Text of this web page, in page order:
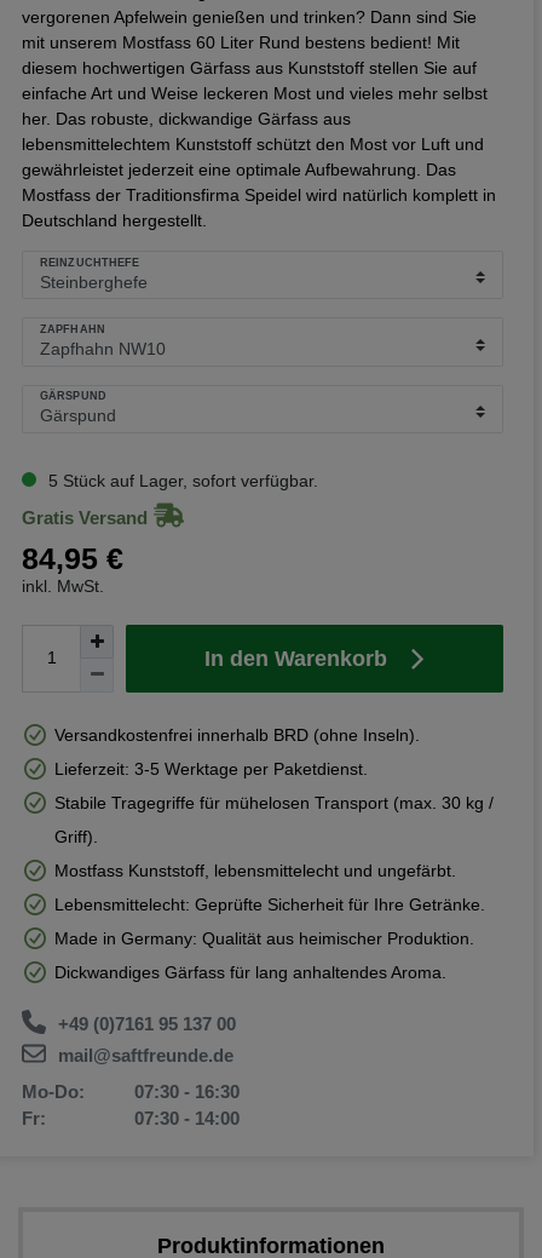
vergorenen Apfelwein genießen und trinken? Dann sind Sie
mit unserem Mostfass 60 Liter Rund bestens bedient! Mit
diesem hochwertigen Gärfass aus Kunststoff stellen Sie auf
einfache Art und Weise leckeren Most und vieles mehr selbst
her. Das robuste, dickwandige Gärfass aus
lebensmittelechtem Kunststoff schützt den Most vor Luft und
gewährleistet jederzeit eine optimale Aufbewahrung. Das
Mostfass der Traditionsfirma Speidel wird natürlich komplett in
Deutschland hergestellt.
REINZUCHTHEFE
ZAPFHAHN
GÄRSPUND
5 Stück auf Lager, sofort verfügbar.
Gratis Versand
84,95 €
inkl. MwSt.
In den Warenkorb
Versandkostenfrei innerhalb BRD (ohne Inseln).
Lieferzeit: 3-5 Werktage per Paketdienst.
Stabile Tragegriffe für mühelosen Transport (max. 30 kg /
Griff).
Mostfass Kunststoff, lebensmittelecht und ungefärbt.
Lebensmittelecht: Geprüfte Sicherheit für Ihre Getränke.
Made in Germany: Qualität aus heimischer Produktion.
Dickwandiges Gärfass für lang anhaltendes Aroma.
+49 (0)7161 95 137 00
mail@saftfreunde.de
Mo-Do:
07:30 - 16:30
Fr:
07:30 - 14:00
Produktinformationen